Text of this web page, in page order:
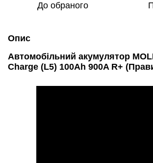
До обраного
Опис
Автомобільний акумулятор
Charge (L5) 100Ah 900A R+